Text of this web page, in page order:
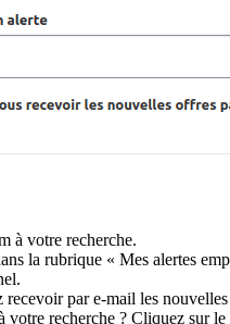
à votre recherche.
la rubrique « Mes alertes
recevoir par e-mail les
votre recherche ? Cliquez sur